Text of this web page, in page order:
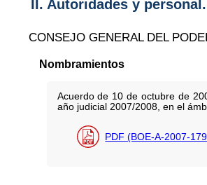
II. Autoridades y
CONSEJO GENERAL DEL
Nombramientos
Acuerdo de 10 de octubre de
año judicial 2007/2008, en el
PDF (BOE-A-2007-